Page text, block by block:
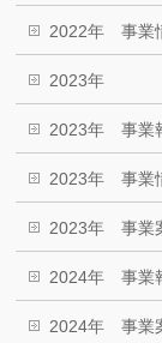
2022年 事業
2023年
2023年 事業
2023年 事業
2023年 事業
2024年 事業
2024年 事業